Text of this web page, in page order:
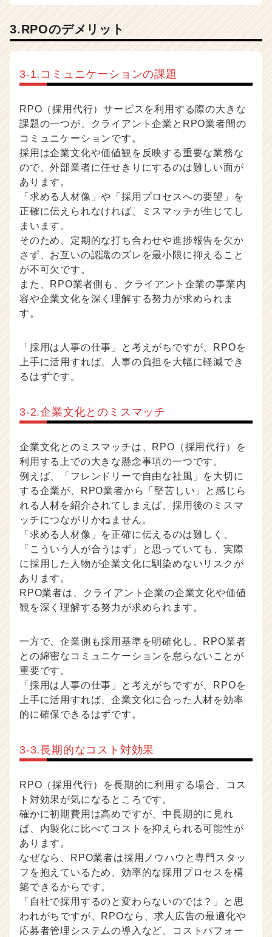
3.RPOのデメリット
3-1.コミュニケーションの課題
RPO（採用代行）サービスを利用する際の大きな
課題の一つが、クライアント企業とRPO業者間の
コミュニケーションです。
採用は企業文化や価値観を反映する重要な業務な
ので、外部業者に任せきりにするのは難しい面が
あります。
「求める人材像」や「採用プロセスへの要望」を
正確に伝えられなければ、ミスマッチが生じてし
まいます。
そのため、定期的な打ち合わせや進捗報告を欠か
さず、お互いの認識のズレを最小限に抑えること
が不可欠です。
また、RPO業者側も、クライアント企業の事業内
容や企業文化を深く理解する努力が求められま
す。
「採用は人事の仕事」と考えがちですが、RPOを
上手に活用すれば、人事の負担を大幅に軽減でき
るはずです。
3-2.企業文化とのミスマッチ
企業文化とのミスマッチは、RPO（採用代行）を
利用する上での大きな懸念事項の一つです。
例えば、「フレンドリーで自由な社風」を大切に
する企業が、RPO業者から「堅苦しい」と感じら
れる人材を紹介されてしまえば、採用後のミスマ
ッチにつながりかねません。
「求める人材像」を正確に伝えるのは難しく、
「こういう人が合うはず」と思っていても、実際
に採用した人物が企業文化に馴染めないリスクが
あります。
RPO業者は、クライアント企業の企業文化や価値
観を深く理解する努力が求められます。
一方で、企業側も採用基準を明確化し、RPO業者
との綿密なコミュニケーションを怠らないことが
重要です。
「採用は人事の仕事」と考えがちですが、RPOを
上手に活用すれば、企業文化に合った人材を効率
的に確保できるはずです。
3-3.長期的なコスト対効果
RPO（採用代行）を長期的に利用する場合、コス
ト対効果が気になるところです。
確かに初期費用は高めですが、中長期的に見れ
ば、内製化に比べてコストを抑えられる可能性が
あります。
なぜなら、RPO業者は採用ノウハウと専門スタッ
フを抱えているため、効率的な採用プロセスを構
築できるからです。
「自社で採用するのと変わらないのでは？」と思
われがちですが、RPOなら、求人広告の最適化や
応募者管理システムの導入など、コストパフォー